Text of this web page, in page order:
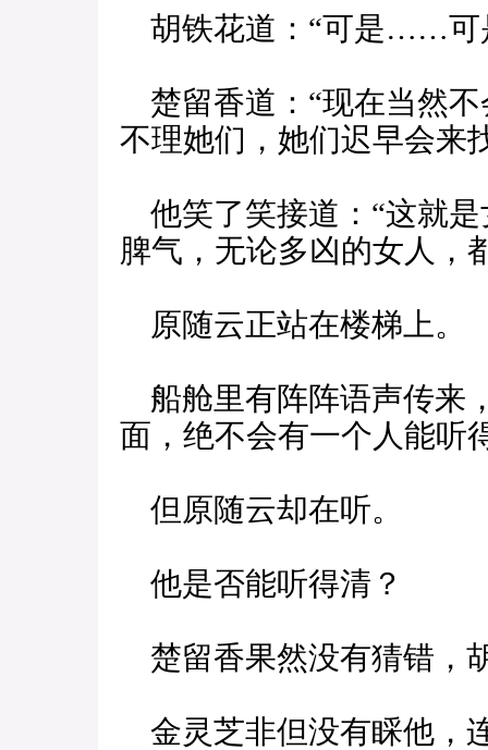
胡铁花道：“可是……可
楚留香道：“现在当然
不理她们，她们迟早会来
他笑了笑接道：“这就
脾气，无论多凶的女人，
原随云正站在楼梯上。
船舱里有阵阵语声传来
面，绝不会有一个人能听
但原随云却在听。
他是否能听得清？
楚留香果然没有猜错，
金灵芝非但没有睬他，